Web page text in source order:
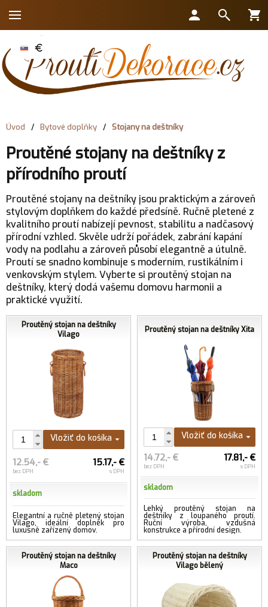
Úvod / Bytové doplňky / Stojany na deštníky
Proutěné stojany na deštníky z
přírodního proutí
Proutěné stojany na deštníky jsou praktickým a zároveň
stylovým doplňkem do každé předsíně. Ručně pletené z
kvalitního proutí nabízejí pevnost, stabilitu a nadčasový
přírodní vzhled. Skvěle udrží pořádek, zabrání kapání
vody na podlahu a zároveň působí elegantně a útulně.
Proutí se snadno kombinuje s moderním, rustikálním i
venkovským stylem. Vyberte si proutěný stojan na
deštníky, který dodá vašemu domovu harmonii a
praktické využití.
Proutěný stojan na deštníky
Vilago
Vložiť do košíka
12.54,- €
bez DPH
15.17,- €
s DPH
skladom
Elegantní a ručně pletený stojan
Vilago, ideální doplněk pro
luxusně zařízený domov.
Proutěný stojan na deštníky Xita
Vložiť do košíka
14.72,- €
bez DPH
17.81,- €
s DPH
skladom
Lehký proutěný stojan na
deštníky z loupaného proutí.
Ruční výroba, vzdušná
konstrukce a přírodní design.
Proutěný stojan na deštníky
Maco
Proutěný stojan na deštníky
Vilago bělený